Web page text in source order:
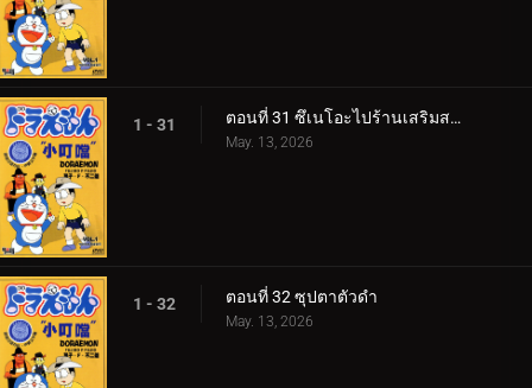
1 - 31 ตอนที่ 31 ซึเนโอะไปร้านเสริมสวย 360p
May. 13, 2026
1 - 32 ตอนที่ 32 ซุปตาตัวดำ
May. 13, 2026